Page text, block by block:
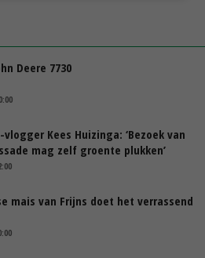
Deere 7730
vlogger Kees Huizinga: ‘Bezoek van
mag zelf groente plukken’
mais van Frijns doet het verrassend